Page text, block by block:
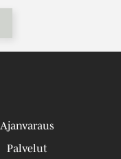
Ajanvaraus
Palvelut